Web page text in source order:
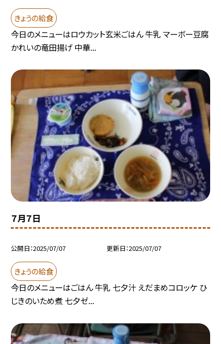
きょうの給食
今日のメニューはロウカット玄米ごはん 牛乳 マーボー豆腐
かれいの竜田揚げ 中華...
７月７日
公開日 2025/07/07 更新日 2025/07/07
きょうの給食
今日のメニューはごはん 牛乳 七夕汁 えだまめコロッケ ひ
じきのいため煮 七夕ゼ...